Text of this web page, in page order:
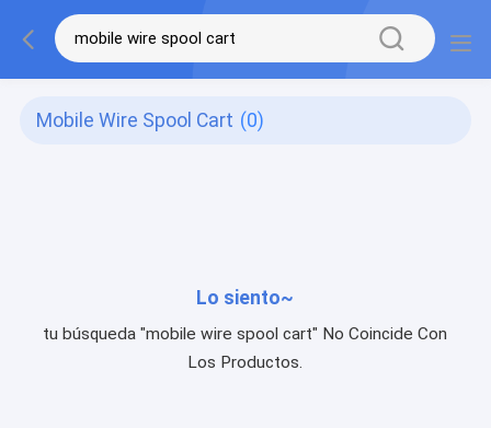
Mobile Wire Spool Cart (0)
Lo siento~
tu búsqueda "mobile wire spool cart" No Coincide Con
Los Productos.